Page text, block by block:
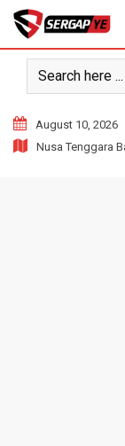
Skip
content
August 10, 2026
Nusa Tenggara